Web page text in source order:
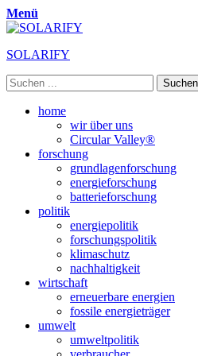
Menü
SOLARIFY
Suchen
nach:
Primäres
Zum
home
wir über uns
Circular Valley®
forschung
grundlagenforschung
energieforschung
batterieforschung
politik
energiepolitik
forschungspolitik
klimaschutz
nachhaltigkeit
wirtschaft
erneuerbare energien
fossile energieträger
umwelt
umweltpolitik